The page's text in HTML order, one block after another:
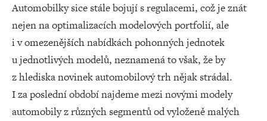
Automobilky sice stále bojují s regulacemi, což je znát
nejen na optimalizacích modelových portfolií, ale
i v omezenějších nabídkách pohonných jednotek
u jednotlivých modelů, neznamená to však, že by
z hlediska novinek automobilový trh nějak strádal.
I za poslední období najdeme mezi novými modely
automobily z různých segmentů od vyloženě malých